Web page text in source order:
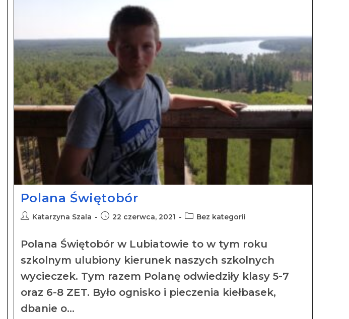
Polana Świętobór
Katarzyna Szala 22 czerwca, 2021 Bez kategorii
Polana Świętobór w Lubiatowie to w tym roku
szkolnym ulubiony kierunek naszych szkolnych
wycieczek. Tym razem Polanę odwiedziły klasy 5-7
oraz 6-8 ZET. Było ognisko i pieczenia kiełbasek,
dbanie o…